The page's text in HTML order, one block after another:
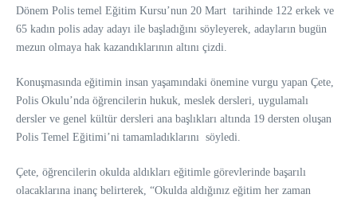
Dönem Polis temel Eğitim Kursu’nun 20 Mart tarihinde 122 erkek ve
65 kadın polis aday adayı ile başladığını söyleyerek, adayların bugün
mezun olmaya hak kazandıklarının altını çizdi.
Konuşmasında eğitimin insan yaşamındaki önemine vurgu yapan Çete,
Polis Okulu’nda öğrencilerin hukuk, meslek dersleri, uygulamalı
dersler ve genel kültür dersleri ana başlıkları altında 19 dersten oluşan
Polis Temel Eğitimi’ni tamamladıklarını söyledi.
Çete, öğrencilerin okulda aldıkları eğitimle görevlerinde başarılı
olacaklarına inanç belirterek, “Okulda aldığınız eğitim her zaman